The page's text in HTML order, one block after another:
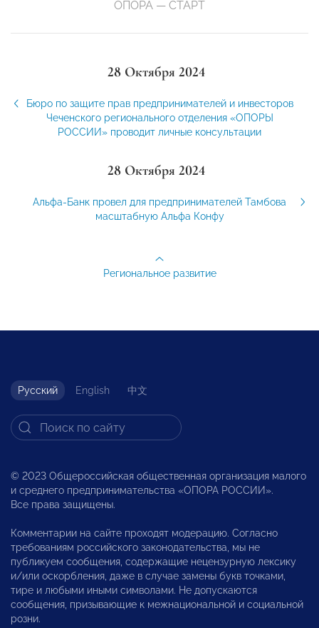
ОПОРА — СТАРТ
28 Октября 2024
Бюро по защите прав предпринимателей и инвесторов
Чеченского регионального отделения «ОПОРЫ
РОССИИ» проводит личные консультации
28 Октября 2024
Альфа-Банк провел для предпринимателей Тамбова
масштабную Альфа Конфу
Региональное развитие
Русский English 中文
© 2023 Общероссийская общественная организация малого
и среднего предпринимательства «ОПОРА РОССИИ».
Все права защищены.
Комментарии на сайте проходят модерацию. Согласно
требованиям российского законодательства, мы не
публикуем сообщения, содержащие нецензурную лексику
и/или оскорбления, даже в случае замены букв точками,
тире и любыми иными символами. Не допускаются
сообщения, призывающие к межнациональной и социальной
розни.